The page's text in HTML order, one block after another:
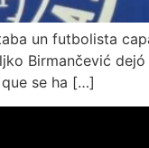
un futbolista
Birmančević
se ha […]